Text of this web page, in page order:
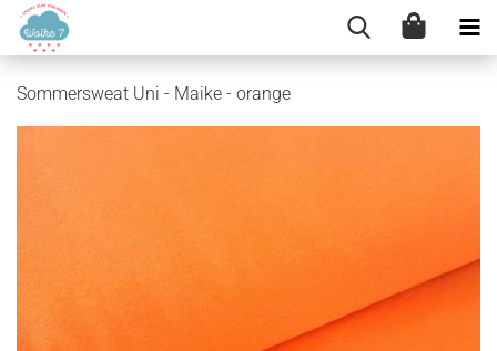
Sommersweat Uni - Maike - orange